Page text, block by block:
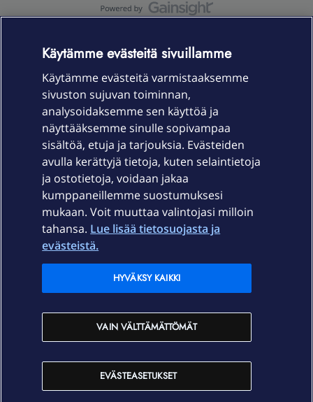
Laitteet & liittymät
Palvelut
Ajankohtaista
Elisa Oyj
In English
Käytämme evästeitä sivuillamme
Käytämme evästeitä varmistaaksemme
sivuston sujuvan toiminnan,
analysoidaksemme sen käyttöä ja
näyttääksemme sinulle sopivampaa
sisältöä, etuja ja tarjouksia. Evästeiden
avulla kerättyjä tietoja, kuten selaintietoja
ja ostotietoja, voidaan jakaa
kumppaneillemme suostumuksesi
mukaan. Voit muuttaa valintojasi milloin
tahansa. Lue lisää tietosuojasta ja
evästeistä.
EVÄSTEASETUKSET
VAIN VÄLTTÄMÄTTÖMÄT
HYVÄKSY KAIKKI